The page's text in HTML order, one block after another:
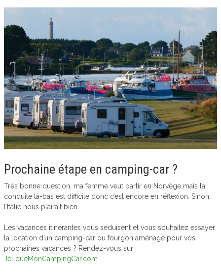
Prochaine étape en camping-car ?
Très bonne question, ma femme veut partir en Norvège mais la
conduite là-bas est difficile donc c’est encore en réflexion. Sinon,
l’Italie nous plairait bien.
Les vacances itinérantes vous séduisent et vous souhaitez essayer
la location d’un camping-car ou fourgon aménagé pour vos
prochaines vacances ? Rendez-vous sur
JeLoueMonCampingCar.com